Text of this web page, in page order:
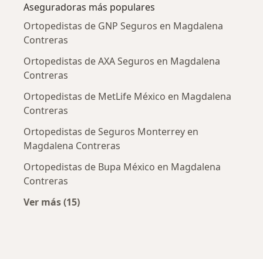
Aseguradoras más populares
Ortopedistas de GNP Seguros en Magdalena
Contreras
Ortopedistas de AXA Seguros en Magdalena
Contreras
Ortopedistas de MetLife México en Magdalena
Contreras
Ortopedistas de Seguros Monterrey en
Magdalena Contreras
Ortopedistas de Bupa México en Magdalena
Contreras
Ver más (15)